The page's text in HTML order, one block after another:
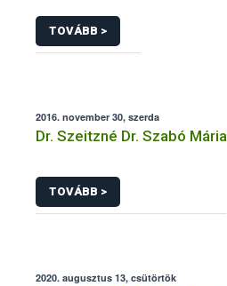
TOVÁBB >
2016. november 30, szerda
Dr. Szeitzné Dr. Szabó Mária
TOVÁBB >
2020. augusztus 13, csütörtök